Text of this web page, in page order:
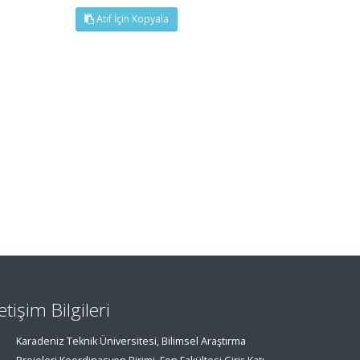
Atıf İçin Kopyala
Bilgileri
Karadeniz Teknik Üniversitesi, Bilimsel Araştırma